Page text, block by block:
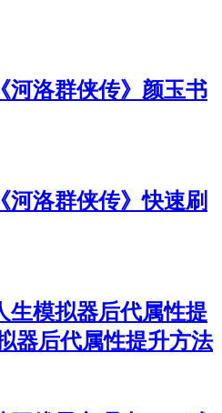
河洛群侠传》颜玉书
河洛群侠传》快速刷
生模拟器后代属性提
器后代属性提升方法